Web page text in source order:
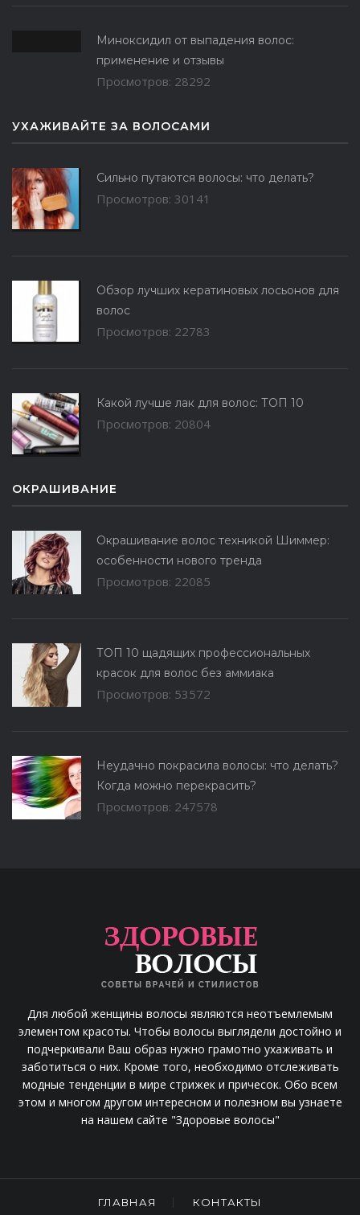
Миноксидил от выпадения волос:
применение и отзывы
Просмотров: 28292
УХАЖИВАЙТЕ ЗА ВОЛОСАМИ
Сильно путаются волосы: что делать?
Просмотров: 30141
Обзор лучших кератиновых лосьонов для
волос
Просмотров: 22783
Какой лучше лак для волос: ТОП 10
Просмотров: 20804
ОКРАШИВАНИЕ
Окрашивание волос техникой Шиммер:
особенности нового тренда
Просмотров: 22085
ТОП 10 щадящих профессиональных
красок для волос без аммиака
Просмотров: 53572
Неудачно покрасила волосы: что делать?
Когда можно перекрасить?
Просмотров: 247578
Для любой женщины волосы являются неотъемлемым
элементом красоты. Чтобы волосы выглядели достойно и
подчеркивали Ваш образ нужно грамотно ухаживать и
заботиться о них. Кроме того, необходимо отслеживать
модные тенденции в мире стрижек и причесок. Обо всем
этом и многом другом интересном и полезном вы узнаете
на нашем сайте "Здоровые волосы"
ГЛАВНАЯ КОНТАКТЫ